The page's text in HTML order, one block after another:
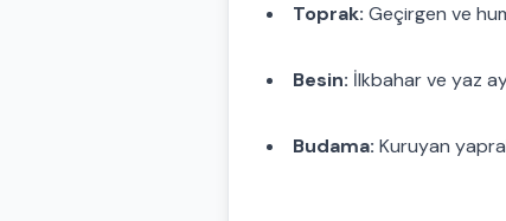
Toprak: Geçirgen ve
Besin: İlkbahar ve yaz
Budama: Kuruyan